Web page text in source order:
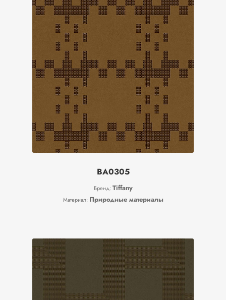
BA0305
Бренд: Tiffany
Материал: Природные материалы